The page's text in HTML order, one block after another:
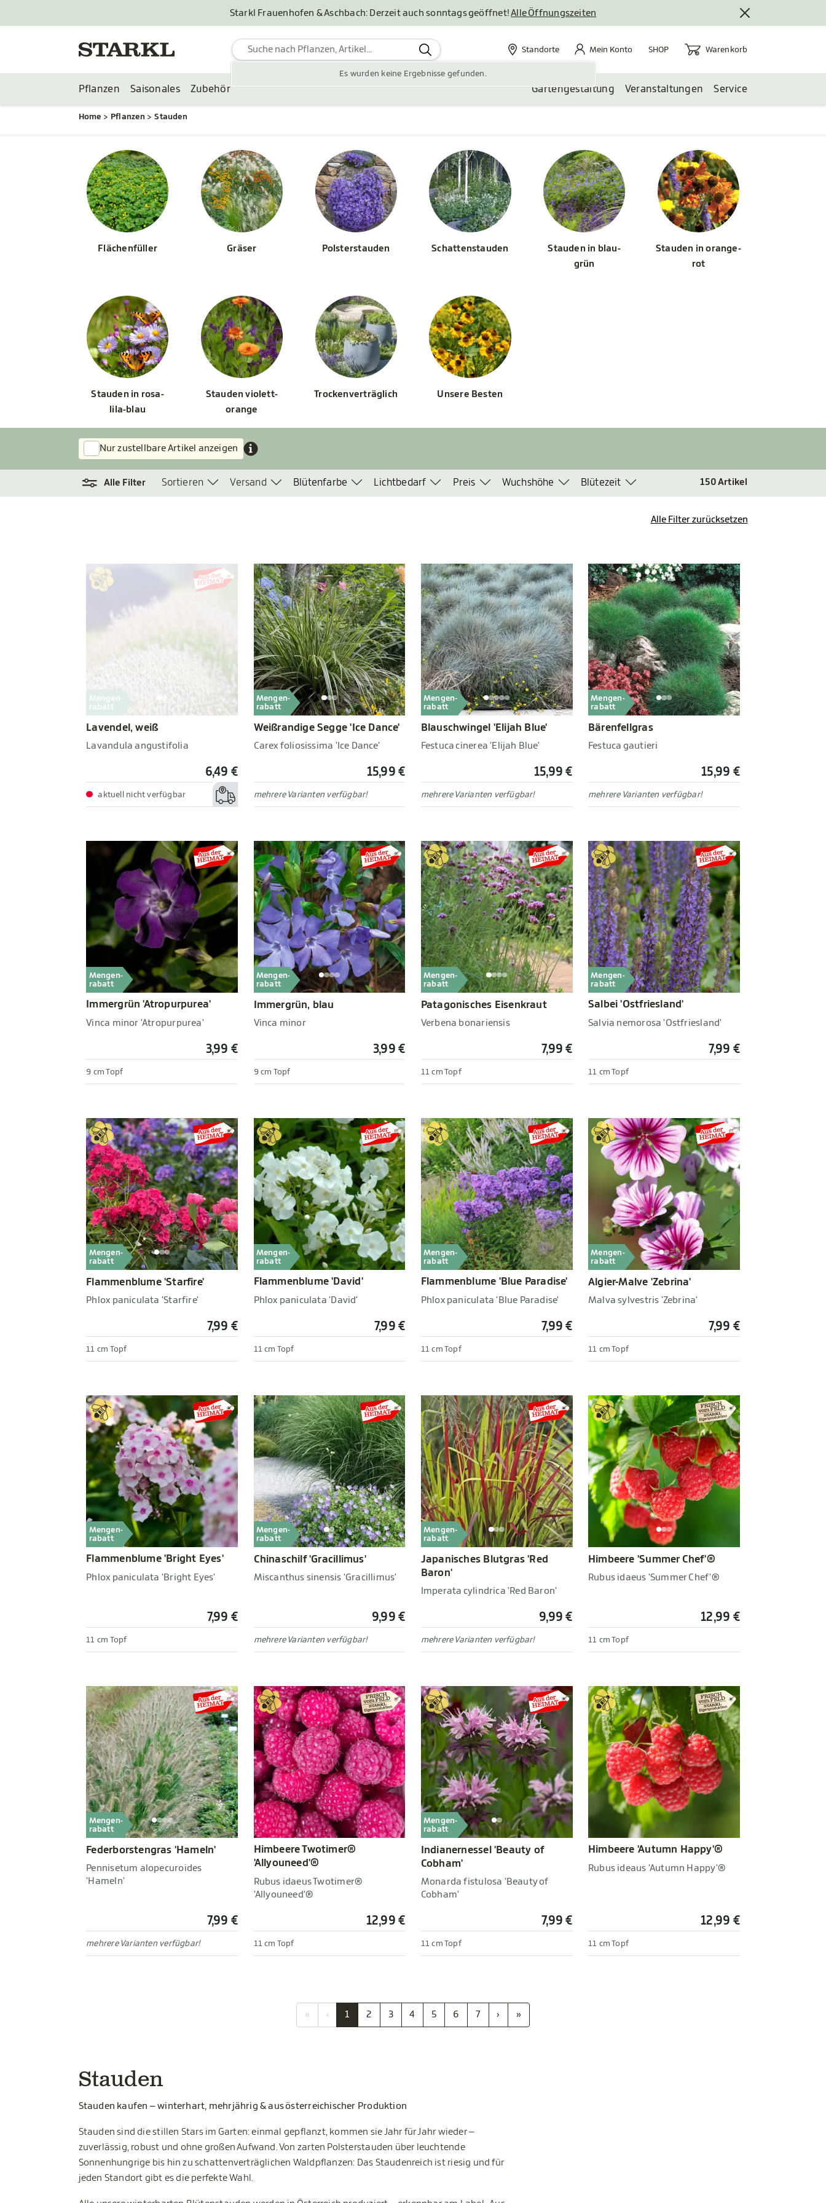
Starkl Frauenhofen & Aschbach: Derzeit auch sonntags geöffnet!Alle Öffnungszeiten
Es wurden keine Ergebnisse gefunden.
Standorte
Standorte Mein Konto
Mein Konto SHOP Warenkorb
Warenkorb
Pflanzen Saisonales Zubehör Gartengestaltung Veranstaltungen Service
Home Pflanzen Stauden
Flächenfüller Gräser Polsterstauden Schattenstauden
Stauden in blau-
grün
Stauden in orange-
rot
Stauden in rosa-
lila-blau
Stauden violett-
orange
Trockenverträglich Unsere Besten
Nur zustellbare Artikel anzeigen
Alle Filter Sortieren Versand Blütenfarbe Lichtbedarf Preis Wuchshöhe Blütezeit 150Artikel
Alle Filter zurücksetzen
Mengen-
rabatt
Lavendel, weiß
Lavandula angustifolia
6,49 €
aktuell nicht verfügbar
Mengen-
rabatt
Weißrandige Segge 'Ice Dance'
Carex foliosissima 'Ice Dance'
15,99 €
mehrere Varianten verfügbar!
Mengen-
rabatt
Blauschwingel 'Elijah Blue'
Festuca cinerea 'Elijah Blue'
15,99 €
mehrere Varianten verfügbar!
Mengen-
rabatt
Bärenfellgras
Festuca gautieri
15,99 €
mehrere Varianten verfügbar!
Mengen-
rabatt
Immergrün 'Atropurpurea'
Vinca minor 'Atropurpurea'
3,99 €
9 cm Topf
Mengen-
rabatt
Immergrün, blau
Vinca minor
3,99 €
9 cm Topf
Mengen-
rabatt
Patagonisches Eisenkraut
Verbena bonariensis
7,99 €
11 cm Topf
Mengen-
rabatt
Salbei 'Ostfriesland'
Salvia nemorosa 'Ostfriesland'
7,99 €
11 cm Topf
Mengen-
rabatt
Flammenblume 'Starfire'
Phlox paniculata 'Starfire'
7,99 €
11 cm Topf
Mengen-
rabatt
Flammenblume 'David'
Phlox paniculata 'David'
7,99 €
11 cm Topf
Mengen-
rabatt
Flammenblume 'Blue Paradise'
Phlox paniculata 'Blue Paradise'
7,99 €
11 cm Topf
Mengen-
rabatt
Algier-Malve 'Zebrina'
Malva sylvestris 'Zebrina'
7,99 €
11 cm Topf
Mengen-
rabatt
Flammenblume 'Bright Eyes'
Phlox paniculata 'Bright Eyes'
7,99 €
11 cm Topf
Mengen-
rabatt
Chinaschilf 'Gracillimus'
Miscanthus sinensis 'Gracillimus'
9,99 €
mehrere Varianten verfügbar!
Mengen-
rabatt
Japanisches Blutgras 'Red
Baron'
Imperata cylindrica 'Red Baron'
9,99 €
mehrere Varianten verfügbar!
Himbeere 'Summer Chef'®
Rubus idaeus 'Summer Chef'®
12,99 €
11 cm Topf
Mengen-
rabatt
Federborstengras 'Hameln'
Pennisetum alopecuroides
'Hameln'
7,99 €
mehrere Varianten verfügbar!
Himbeere Twotimer®
'Allyouneed'®
Rubus idaeus Twotimer®
'Allyouneed'®
12,99 €
11 cm Topf
Mengen-
rabatt
Indianernessel 'Beauty of
Cobham'
Monarda fistulosa 'Beauty of
Cobham'
7,99 €
11 cm Topf
Himbeere 'Autumn Happy'®
Rubus ideaus 'Autumn Happy'®
12,99 €
11 cm Topf
« ‹ 1 2 3 4 5 6 7 › »
Stauden
Stauden kaufen – winterhart, mehrjährig & aus österreichischer Produktion
Stauden sind die stillen Stars im Garten: einmal gepflanzt, kommen sie Jahr für Jahr wieder –
zuverlässig, robust und ohne großen Aufwand. Von zarten Polsterstauden über leuchtende
Sonnenhungrige bis hin zu schattenverträglichen Waldpflanzen: Das Staudenreich ist riesig und für
jeden Standort gibt es die perfekte Wahl.